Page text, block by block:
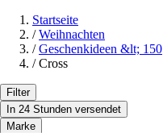
Startseite
/ Weihnachten
/ Geschenkideen &lt; 150
/ Cross
Filter
In 24 Stunden versendet
Marke